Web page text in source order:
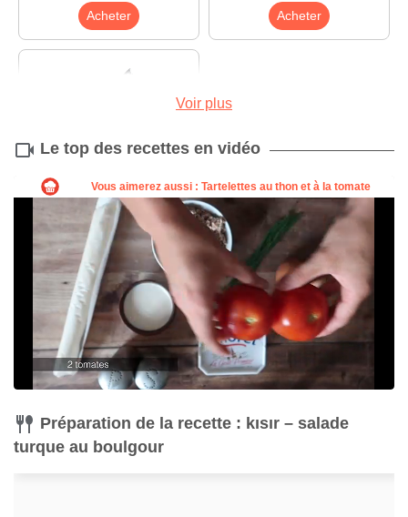
Acheter Acheter
Couteau
Acheter
Voir plus
Le top des recettes en vidéo
Préparation de la recette : kısır – salade
turque au boulgour